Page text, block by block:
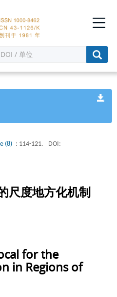
(8) : 114-121.
DOI:
尺度地方化机制
for the
in Regions of